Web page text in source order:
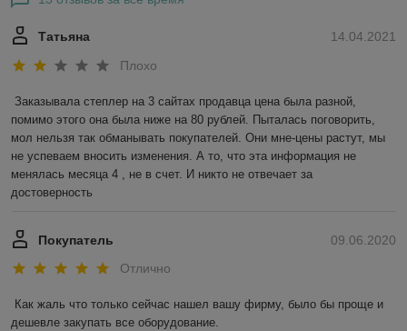
14.04.2021
Татьяна
Плохо
Заказывала степлер на 3 сайтах продавца цена была разной,
помимо этого она была ниже на 80 рублей. Пыталась поговорить,
мол нельзя так обманывать покупателей. Они мне-цены растут, мы
не успеваем вносить изменения. А то, что эта информация не
менялась месяца 4 , не в счет. И никто не отвечает за
достоверность
09.06.2020
Покупатель
Отлично
Как жаль что только сейчас нашел вашу фирму, было бы проще и
дешевле закупать все оборудование.